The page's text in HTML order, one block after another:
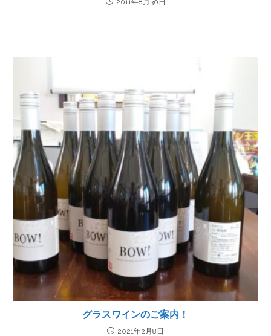
グラスワインのご案内！
2021年2月8日